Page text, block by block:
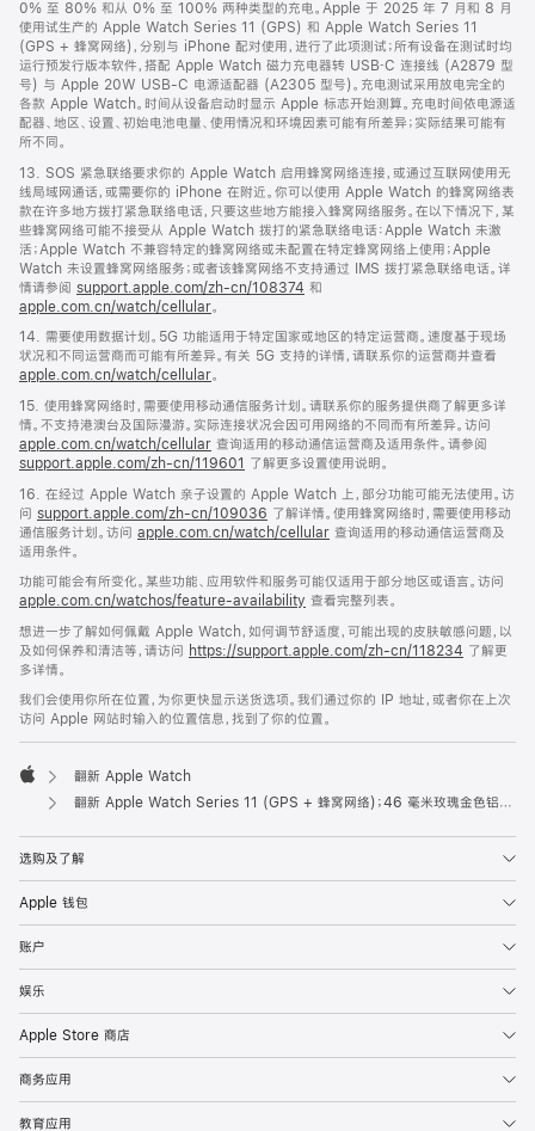
0% 至 80% 和从 0% 至 100% 两种类型的充电。Apple 于 2025 年 7 月和 8 月
使用试生产的 Apple Watch Series 11 (GPS) 和 Apple Watch Series 11
(GPS + 蜂窝网络)，分别与 iPhone 配对使用，进行了此项测试；所有设备在测试时均
运行预发行版本软件，搭配 Apple Watch 磁力充电器转 USB‑C 连接线 (A2879 型
号) 与 Apple 20W USB-C 电源适配器 (A2305 型号)。充电测试采用放电完全的
各款 Apple Watch。时间从设备启动时显示 Apple 标志开始测算。充电时间依电源适
配器、地区、设置、初始电池电量、使用情况和环境因素可能有所差异；实际结果可能有
所不同。
13. SOS 紧急联络要求你的 Apple Watch 启用蜂窝网络连接，或通过互联网使用无
线局域网通话，或需要你的 iPhone 在附近。你可以使用 Apple Watch 的蜂窝网络表
款在许多地方拨打紧急联络电话，只要这些地方能接入蜂窝网络服务。在以下情况下，某
些蜂窝网络可能不接受从 Apple Watch 拨打的紧急联络电话：Apple Watch 未激
活；Apple Watch 不兼容特定的蜂窝网络或未配置在特定蜂窝网络上使用；Apple
Watch 未设置蜂窝网络服务；或者该蜂窝网络不支持通过 IMS 拨打紧急联络电话。详
情请参阅 support.apple.com/zh-cn/108374 和
apple.com.cn/watch/cellular。
14. 需要使用数据计划。5G 功能适用于特定国家或地区的特定运营商。速度基于现场
状况和不同运营商而可能有所差异。有关 5G 支持的详情，请联系你的运营商并查看
apple.com.cn/watch/cellular。
15. 使用蜂窝网络时，需要使用移动通信服务计划。请联系你的服务提供商了解更多详
情。不支持港澳台及国际漫游。实际连接状况会因可用网络的不同而有所差异。访问
apple.com.cn/watch/cellular 查询适用的移动通信运营商及适用条件。请参阅
support.apple.com/zh-cn/119601
了解更多设置使用说明。
16. 在经过 Apple Watch 亲子设置的 Apple Watch 上，部分功能可能无法使用。访
问 support.apple.com/zh-cn/109036 了解详情。使用蜂窝网络时，需要使用移动
通信服务计划。访问 apple.com.cn/watch/cellular 查询适用的移动通信运营商及
适用条件。
功能可能会有所变化。某些功能、应用软件和服务可能仅适用于部分地区或语言。访问
apple.com.cn/watchos/feature-availability 查看完整列表。
想进一步了解如何佩戴 Apple Watch，如何调节舒适度，可能出现的皮肤敏感问题，以
及如何保养和清洁等，请访问 https://support.apple.com/zh-cn/118234 了解更
多详情。
我们会使用你所在位置，为你更快显示送货选项。我们通过你的 IP 地址，或者你在上次
访问 Apple 网站时输入的位置信息，找到了你的位置。
Apple
翻新 Apple Watch
翻新 Apple Watch Series 11 (GPS + 蜂窝网络)；46 毫米玫瑰金色铝金属表壳；淡桃粉色运动型表带 (S/M 号)
选购及了解
Apple 钱包
账户
娱乐
Apple Store 商店
商务应用
教育应用